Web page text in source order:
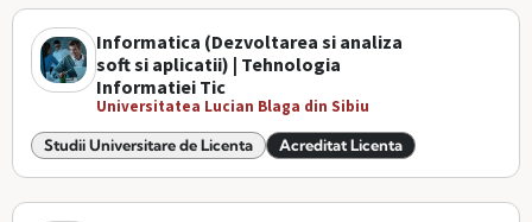
Informatica (Dezvoltarea si analiza
soft si aplicatii) | Tehnologia
Informatiei Tic
Universitatea Lucian Blaga din Sibiu
Studii Universitare de Licenta Acreditat Licenta